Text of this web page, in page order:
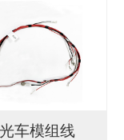
车模组线